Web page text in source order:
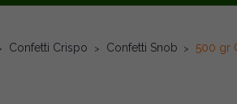
Confetti Crispo Confetti Snob 500 gr